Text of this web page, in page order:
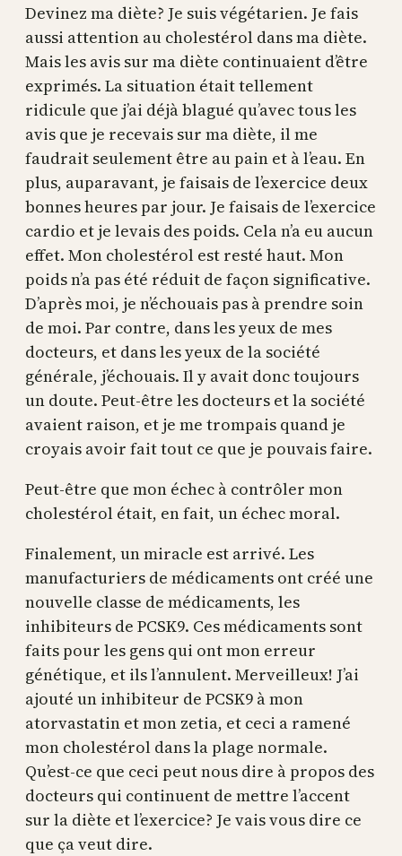
Devinez ma diète? Je suis végétarien. Je fais
aussi attention au cholestérol dans ma diète.
Mais les avis sur ma diète continuaient d’être
exprimés. La situation était tellement
ridicule que j’ai déjà blagué qu’avec tous les
avis que je recevais sur ma diète, il me
faudrait seulement être au pain et à l’eau. En
plus, auparavant, je faisais de l’exercice deux
bonnes heures par jour. Je faisais de l’exercice
cardio et je levais des poids. Cela n’a eu aucun
effet. Mon cholestérol est resté haut. Mon
poids n’a pas été réduit de façon significative.
D’après moi, je n’échouais pas à prendre soin
de moi. Par contre, dans les yeux de mes
docteurs, et dans les yeux de la société
générale, j’échouais. Il y avait donc toujours
un doute. Peut-être les docteurs et la société
avaient raison, et je me trompais quand je
croyais avoir fait tout ce que je pouvais faire.
Peut-être que mon échec à contrôler mon
cholestérol était, en fait, un échec moral.
Finalement, un miracle est arrivé. Les
manufacturiers de médicaments ont créé une
nouvelle classe de médicaments, les
inhibiteurs de PCSK9. Ces médicaments sont
faits pour les gens qui ont mon erreur
génétique, et ils l’annulent. Merveilleux! J’ai
ajouté un inhibiteur de PCSK9 à mon
atorvastatin et mon zetia, et ceci a ramené
mon cholestérol dans la plage normale.
Qu’est-ce que ceci peut nous dire à propos des
docteurs qui continuent de mettre l’accent
sur la diète et l’exercice? Je vais vous dire ce
que ça veut dire.